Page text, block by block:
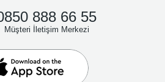
888 66 55
Müşteri İletişim Merkezi